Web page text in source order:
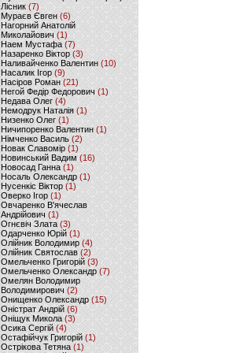
Лісник (7)
Мураєв Євген(6)
Нагорний Анатолій
Миколайович (1)
Наем Мустафа (7)
Назаренко Віктор (3)
Наливайченко Валентин (10)
Насалик Ігор(9)
Насіров Роман (21)
Негой Федір Федорович(1)
Недава Олег(4)
Немодрук Наталія(1)
Низенко Олег (1)
Ничипоренко Валентин (1)
Німченко Василь (2)
Новак Славомір (1)
Новинський Вадим (16)
Новосад Ганна (1)
Носаль Олександр (1)
Нусенкіс Віктор (1)
Оверко Ігор (1)
Овчаренко В'ячеслав
Андрійович(1)
Огнєвіч Злата (3)
Одарченко Юрій(1)
Олійник Володимир (4)
Олійник Святослав (2)
Омельченко Григорій (3)
Омельченко Олександр(7)
Омелян Володимир
Володимирович (2)
Онищенко Олександр (15)
Оністрат Андрій (6)
Оніщук Микола (3)
Осика Сергій(4)
Остафійчук Григорій(1)
Острікова Тетяна (1)